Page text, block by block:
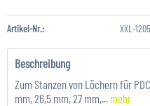
Artikel-Nr.: XXL-
Beschreibung
Zum Stanzen von Löchern für
mm, 26,5 mm, 27 mm,... mehr